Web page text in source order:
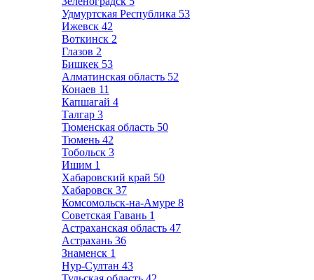
Удмуртская Республика 53
Ижевск 42
Воткинск 2
Глазов 2
Бишкек 53
Алматинская область 52
Конаев 11
Капшагай 4
Талгар 3
Тюменская область 50
Тюмень 42
Тобольск 3
Ишим 1
Хабаровский край 50
Хабаровск 37
Комсомольск-на-Амуре 8
Советская Гавань 1
Астраханская область 47
Астрахань 36
Знаменск 1
Нур-Султан 43